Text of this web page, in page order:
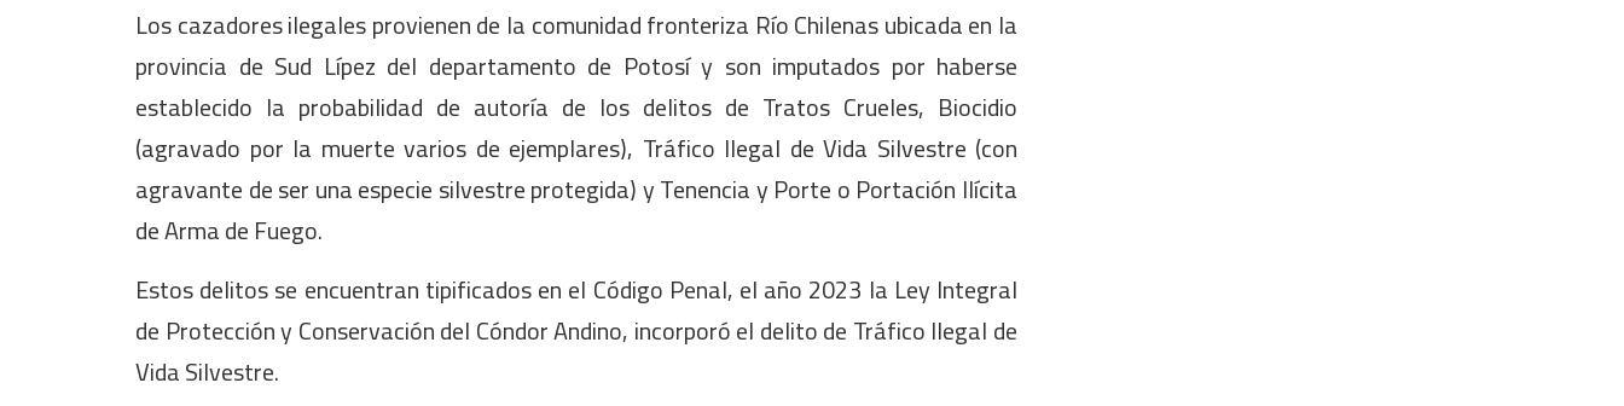
Los cazadores ilegales provienen de la comunidad fronteriza Río Chilenas ubicada en la
provincia de Sud Lípez del departamento de Potosí y son imputados por haberse
establecido la probabilidad de autoría de los delitos de Tratos Crueles, Biocidio
(agravado por la muerte varios de ejemplares), Tráfico Ilegal de Vida Silvestre (con
agravante de ser una especie silvestre protegida) y Tenencia y Porte o Portación Ilícita
de Arma de Fuego.
Estos delitos se encuentran tipificados en el Código Penal, el año 2023 la Ley Integral
de Protección y Conservación del Cóndor Andino, incorporó el delito de Tráfico Ilegal de
Vida Silvestre.